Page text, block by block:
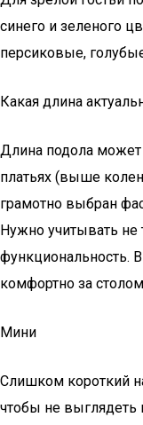
синего и зеленого
персиковые,
Какая длина
Длина подола
платьях (выше
грамотно выбран
Нужно учитывать не
функциональность.
комфортно за
Мини
Слишком короткий
чтобы не выглядеть